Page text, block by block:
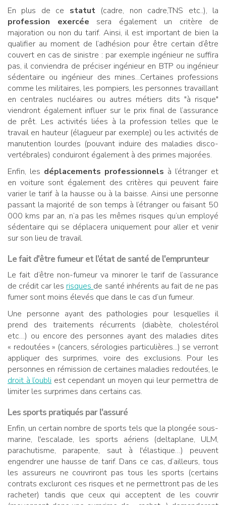
En plus de ce statut (cadre, non cadre,TNS etc..), la
profession exercée sera également un critère de
majoration ou non du tarif. Ainsi, il est important de bien la
qualifier au moment de l’adhésion pour être certain d’être
couvert en cas de sinistre : par exemple ingénieur ne suffira
pas, il conviendra de préciser ingénieur en BTP ou ingénieur
sédentaire ou ingénieur des mines…Certaines professions
comme les militaires, les pompiers, les personnes travaillant
en centrales nucléaires ou autres métiers dits "à risque"
viendront également influer sur le prix final de l’assurance
de prêt. Les activités liées à la profession telles que le
travail en hauteur (élagueur par exemple) ou les activités de
manutention lourdes (pouvant induire des maladies disco-
vertébrales) conduiront également à des primes majorées.
Enfin, les déplacements professionnels à l’étranger et
en voiture sont également des critères qui peuvent faire
varier le tarif à la hausse ou à la baisse. Ainsi une personne
passant la majorité de son temps à l’étranger ou faisant 50
000 kms par an, n’a pas les mêmes risques qu’un employé
sédentaire qui se déplacera uniquement pour aller et venir
sur son lieu de travail.
Le fait d'êtrefumeuret l’état de santé de l'emprunteur
Le fait d’être non-fumeur va minorer le tarif de l’assurance
de crédit car les risques de santé inhérents au fait de ne pas
fumer sont moins élevés que dans le cas d’un fumeur.
Une personne ayant des pathologies pour lesquelles il
prend des traitements récurrents (diabète, cholestérol
etc…) ou encore des personnes ayant des maladies dites
« redoutées » (cancers, sérologies particulières...) se verront
appliquer des surprimes, voire des exclusions. Pour les
personnes en rémission de certaines maladies redoutées, le
droit à l’oubli est cependant un moyen qui leur permettra de
limiter les surprimes dans certains cas.
Les sports pratiqués par l'assuré
Enfin, un certain nombre de sports tels que la plongée sous-
marine, l'escalade, les sports aériens (deltaplane, ULM,
parachutisme, parapente, saut à l'élastique…) peuvent
engendrer une hausse de tarif. Dans ce cas, d’ailleurs, tous
les assureurs ne couvriront pas tous les sports (certains
contrats excluront ces risques et ne permettront pas de les
racheter) tandis que ceux qui acceptent de les couvrir